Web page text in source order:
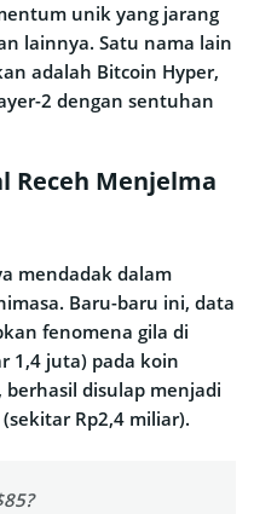
unik yang jarang
lainnya. Satu nama lain
adalah Bitcoin Hyper,
2 dengan sentuhan
Receh Menjelma
mendadak dalam
Baru-baru ini, data
fenomena gila di
1,4 juta) pada koin
berhasil disulap menjadi
Rp2,4 miliar).